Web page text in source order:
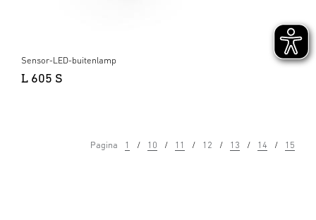
Sensor-LED-buitenlamp
L 605 S
Pagina 1 10 11 12 13 14 15